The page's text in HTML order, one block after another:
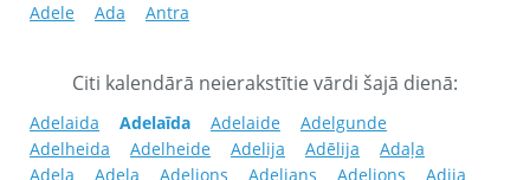
Adele Ada Antra
Citi kalendārā neierakstītie vārdi šajā dienā:
Adelaida Adelaīda Adelaide
Adelgunde
Adelheida
Adelheide Adelija Adēlija
Adaļa
Adela
Adeļa Adelions Adeljans Adeļjons
Adija